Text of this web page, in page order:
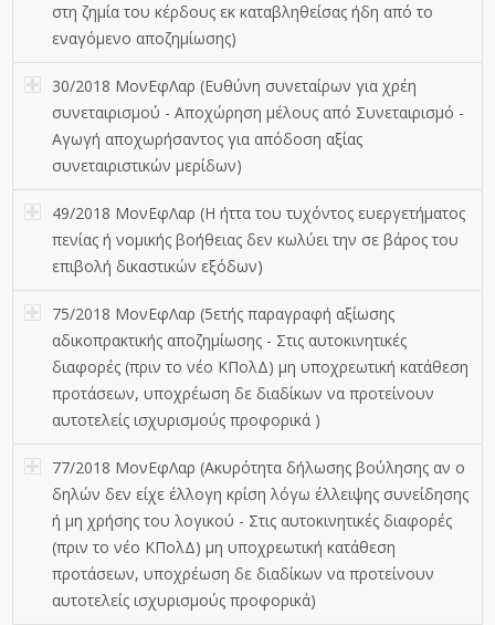
στη ζημία του κέρδους εκ καταβληθείσας ήδη από το
εναγόμενο αποζημίωσης)
30/2018 ΜονΕφΛαρ (Ευθύνη συνεταίρων για χρέη
συνεταιρισμού - Αποχώρηση μέλους από Συνεταιρισμό -
Αγωγή αποχωρήσαντος για απόδοση αξίας
συνεταιριστικών μερίδων)
49/2018 ΜονΕφΛαρ (Η ήττα του τυχόντος ευεργετήματος
πενίας ή νομικής βοήθειας δεν κωλύει την σε βάρος του
επιβολή δικαστικών εξόδων)
75/2018 ΜονΕφΛαρ (5ετής παραγραφή αξίωσης
αδικοπρακτικής αποζημίωσης - Στις αυτοκινητικές
διαφορές (πριν το νέο ΚΠολΔ) μη υποχρεωτική κατάθεση
προτάσεων, υποχρέωση δε διαδίκων να προτείνουν
αυτοτελείς ισχυρισμούς προφορικά )
77/2018 ΜονΕφΛαρ (Ακυρότητα δήλωσης βούλησης αν ο
δηλών δεν είχε έλλογη κρίση λόγω έλλειψης συνείδησης
ή μη χρήσης του λογικού - Στις αυτοκινητικές διαφορές
(πριν το νέο ΚΠολΔ) μη υποχρεωτική κατάθεση
προτάσεων, υποχρέωση δε διαδίκων να προτείνουν
αυτοτελείς ισχυρισμούς προφορικά)